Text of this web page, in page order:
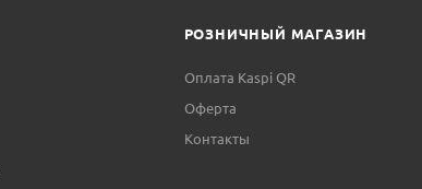
РОЗНИЧНЫЙ МАГАЗИН
Оплата Kaspi QR
Оферта
Контакты